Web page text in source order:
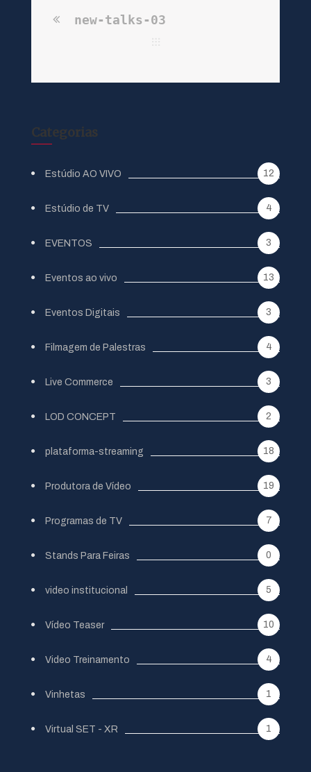
new-talks-03
Categorias
Estúdio AO VIVO 12
Estúdio de TV 4
EVENTOS 3
Eventos ao vivo 13
Eventos Digitais 3
Filmagem de Palestras 4
Live Commerce 3
LOD CONCEPT 2
plataforma-streaming 18
Produtora de Vídeo 19
Programas de TV 7
Stands Para Feiras 0
video institucional 5
Vídeo Teaser 10
Video Treinamento 4
Vinhetas 1
Virtual SET - XR 1